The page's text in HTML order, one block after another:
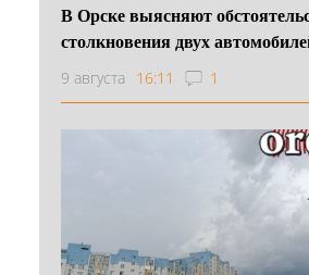
В Орске выясняют
столкновения двух
9 августа 16:11 1